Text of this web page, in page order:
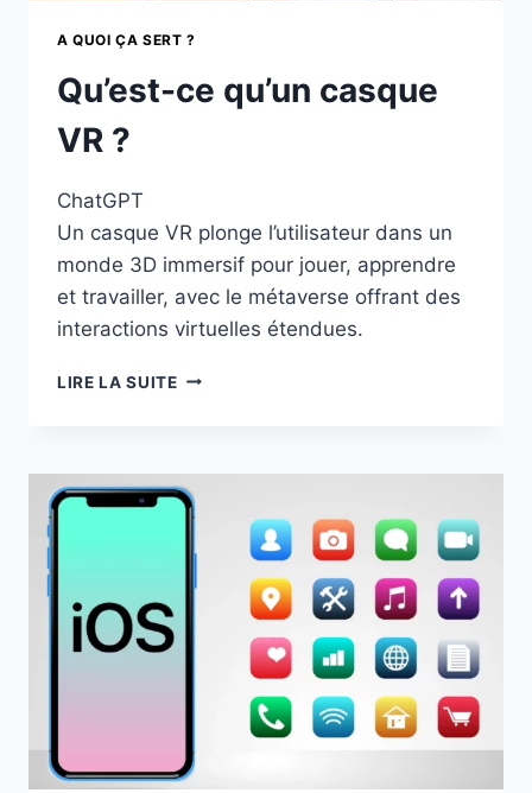
A QUOI ÇA SERT ?
Qu’est-ce qu’un casque
VR ?
ChatGPT
Un casque VR plonge l’utilisateur dans un
monde 3D immersif pour jouer, apprendre
et travailler, avec le métaverse offrant des
interactions virtuelles étendues.
LIRE LA SUITEQU’EST-
VR
?